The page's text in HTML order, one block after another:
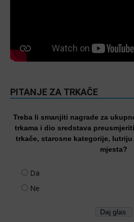
PITANJE ZA TRKAČE
Treba li smanjiti nagrade za
trkama i dio sredstava
trkače, starosne kategorije,
mjesta?
Da
Ne